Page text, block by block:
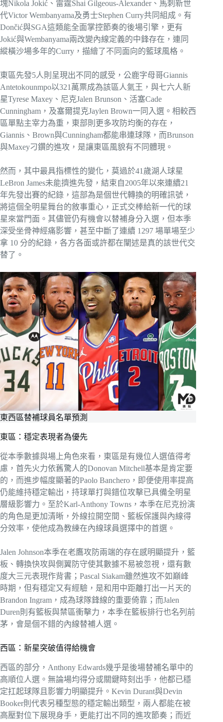
塊Nikola Jokić、雷霆Shai Gilgeous-Alexander、馬刺新世
代Victor Wembanyama及勇士Stephen Curry共同組成。有
Dončić與SGA這類能全面掌控節奏的後場引擎，更有
Jokić與Wembanyama兩改變內線定義的中鋒存在，連同
縱橫沙場多年的Curry，描繪了不同面向的籃球風格。
東區先發5人則呈現出不同的感受，公鹿字母哥Giannis
Antetokounmpo以321萬票成為該區人氣王，與七六人新
星Tyrese Maxey、尼克Jalen Brunson、活塞Cade
Cunningham，及塞爾提克Jaylen Brown一同入選。相較西
區單點主宰力為重，東部則更多攻防均衡的存在，
Giannis、Brown與Cunningham都能串連球隊，而Brunson
與Maxey刁鑽的進攻，是讓東區風貌有不同體現。
然而，其中最具指標性的變化，莫過於41歲湖人球星
LeBron James未能擠進先發，結束自2005年以來連續21
年先發出賽的紀錄，這部為是個世代轉換的明確訊號，
將這個全明星舞台的敘事重心，正式交棒給新一代的球
星來當門面。其儘管仍有機會以替補身分入選，但本季
深受坐骨神經痛影響，甚至中斷了連續 1297 場單場至少
拿 10 分的紀錄，各方各面或許都在闡述是真的該世代交
替了。
東西區替補球員名單預測
東區：穩定表現者為優先
從本季數據與場上角色來看，東區是有幾位人選值得考
慮，首先火力依舊驚人的Donovan Mitchell基本是肯定要
的，而進步幅度顯著的Paolo Banchero，即便使用率提高
仍能維持穩定輸出，持球單打與錯位攻擊已具備全明星
層級影響力。至於Karl-Anthony Towns，本季在尼克扮演
的角色是更加清晰，外線拉開空間、籃板保護與內線得
分效率，使他成為教練在內線球員選擇中的首選。
Jalen Johnson本季在老鷹攻防兩端的存在感明顯提升，籃
板、轉換快攻與側翼防守使其數據不易被忽視，還有數
度大三元表現作背書；Pascal Siakam雖然進攻不如巔峰
時期，但有穩定又有經驗，是和用中距離打出一片天的
Brandon Ingram，成為球隊鋒線的重要倚靠；而Jalen
Duren則有籃板與禁區衝擊力，本季在籃板排行也名列前
茅，會是個不錯的內線替補人選。
西區：新星突破值得給機會
西區的部分，Anthony Edwards幾乎是後場替補名單中的
高順位人選。無論場均得分或關鍵時刻出手，他都已穩
定扛起球隊且影響力明顯提升。Kevin Durant與Devin
Booker則代表另種型態的穩定輸出類型，兩人都能在被
高壓對位下展現身手，更能打出不同的進攻節奏；而近